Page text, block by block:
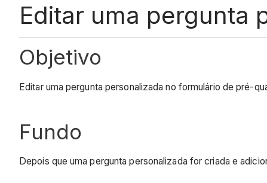
Editar uma pergunta
Objetivo
Editar uma pergunta personalizada no formulário de pré-
Fundo
Depois que uma pergunta personalizada for criada e